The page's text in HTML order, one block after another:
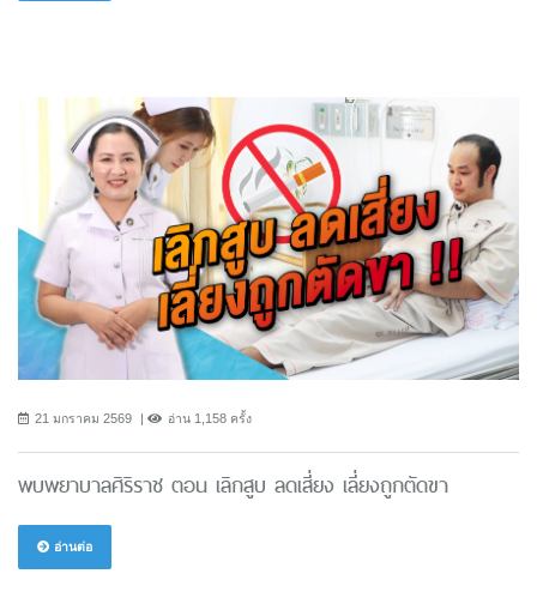
21 มกราคม 2569 อ่าน 1,158 ครั้ง
พบพยาบาลศิริราช ตอน เลิกสูบ ลดเสี่ยง เลี่ยงถูกตัดขา
อ่านต่อ